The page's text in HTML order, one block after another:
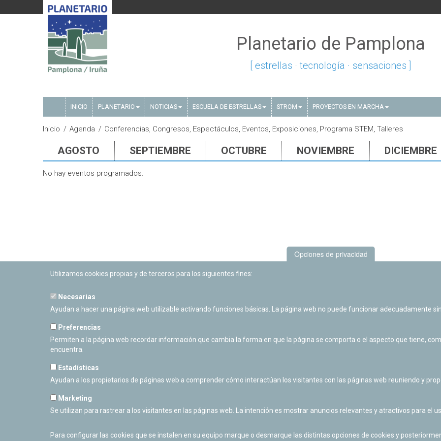
Planetario de Pamplona
[ estrellas · tecnología · sensaciones ]
INICIO PLANETARIO NOTICIAS ESCUELA DE ESTRELLAS STROM PROYECTOS EN MARCHA
Inicio Agenda Conferencias, Congresos, Espectáculos, Eventos, Exposiciones, Programa STEM, Talleres
AGOSTO SEPTIEMBRE OCTUBRE NOVIEMBRE DICIEMBRE
No hay eventos programados.
PLANETARIO DE PAMPLONA
Calle Sancho RamÃ­rez, s/n
Cerrado Temporalmente
Opciones de privacidad
Utilizamos cookies propias y de terceros para los siguientes fines:
Necesarias
Ayudan a hacer una página web utilizable activando funciones básicas. La página web no puede funcionar adecuadamente
Preferencias
Permiten a la página web recordar información que cambia la forma en que la página se comporta o el aspecto que tiene,
encuentra.
Estadísticas
Ayudan a los propietarios de páginas web a comprender cómo interactúan los visitantes con las páginas web reuniendo y
Marketing
Se utilizan para rastrear a los visitantes en las páginas web. La intención es mostrar anuncios relevantes y atractivos para el
Para configurar las cookies que se instalen en su equipo marque o desmarque las distintas opciones de cookies y